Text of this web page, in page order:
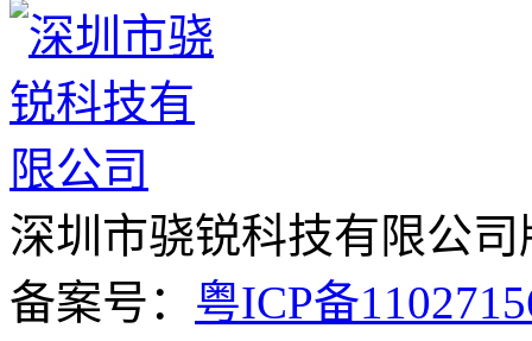
深圳市骁锐科技有限公司
备案号： 粤ICP备